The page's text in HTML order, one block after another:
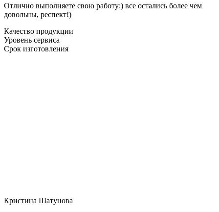
Отлично выполняете свою работу:) все остались более чем
довольны, респект!)
Качество продукции
Уровень сервиса
Срок изготовления
Кристина Шатунова